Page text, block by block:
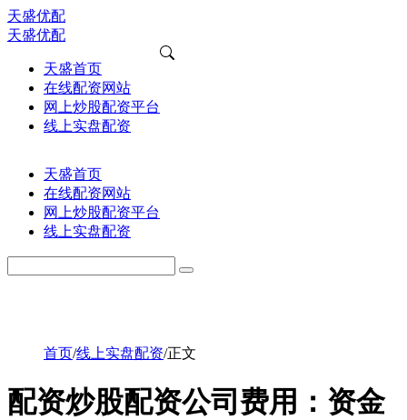
天盛优配
天盛优配
天盛首页
在线配资网站
网上炒股配资平台
线上实盘配资
天盛首页
在线配资网站
网上炒股配资平台
线上实盘配资
首页/线上实盘配资/正文
配资炒股配资公司费用：资金